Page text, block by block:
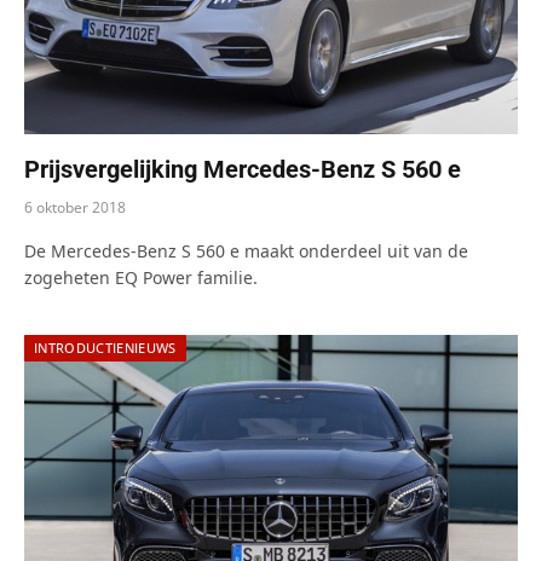
Prijsvergelijking Mercedes-Benz S 560 e
6 oktober 2018
De Mercedes-Benz S 560 e maakt onderdeel uit van de
zogeheten EQ Power familie.
INTRODUCTIENIEUWS